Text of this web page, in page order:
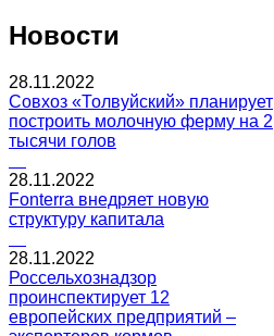
Новости
28.11.2022
Совхоз «Толвуйский» планирует
построить молочную ферму на 2
тысячи голов
28.11.2022
Fonterra внедряет новую
структуру капитала
28.11.2022
Россельхознадзор
проинспектирует 12
европейских предприятий –